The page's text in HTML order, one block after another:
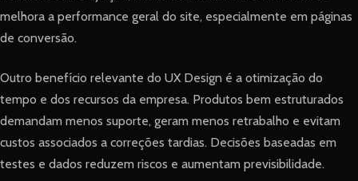
melhora a performance geral do site, especialmente em páginas
de conversão.
Outro benefício relevante do UX Design é a otimização do
tempo e dos recursos da empresa. Produtos bem estruturados
demandam menos suporte, geram menos retrabalho e evitam
custos associados a correções tardias. Decisões baseadas em
testes e dados reduzem riscos e aumentam previsibilidade.